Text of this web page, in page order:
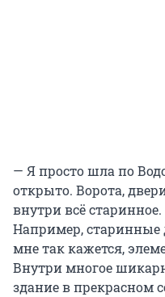
— Я просто шла по
открыто. Ворота,
внутри всё
Например, старинные
мне так кажется,
Внутри многое
здание в прекрасном